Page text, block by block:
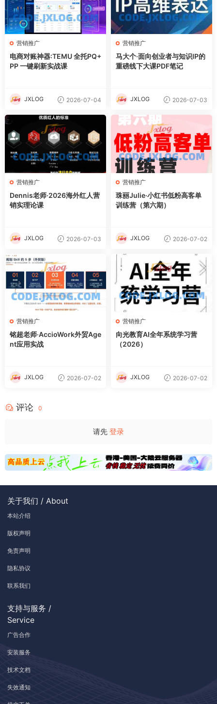
营销推广
电商对账神器:TEMU 全托PQ+
PP 一键刷新实战课
JXLOG 2026-07-04
营销推广
马大个·面向创业者与知识IP的
重磅线下大课PDF笔记
JXLOG 2026-07-03
营销推广
Dennis老师·2026海外红人营
销实理论课
JXLOG 2026-07-03
营销推广
珠丽Julie·小红书低粉高客单
训练营（第六期）
JXLOG 2026-07-02
营销推广
铭超老师·AccioWork外贸Age
nt应用实战
JXLOG 2026-07-02
营销推广
向光教育AI全年系统学习营
（2026）
JXLOG 2026-07-02
评论 0
请先 登录
关于我们 / About
本站介绍
版权声明
免责声明
隐私协议
联系我们
支持与服务 /
Service
广告合作
安装服务
技术文档
失效通知